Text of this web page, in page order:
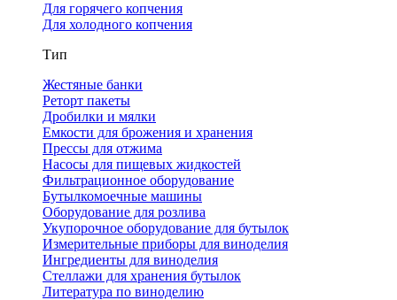
Для горячего копчения
Для холодного копчения
Тип
Жестяные банки
Реторт пакеты
Дробилки и мялки
Емкости для брожения и хранения
Прессы для отжима
Насосы для пищевых жидкостей
Фильтрационное оборудование
Бутылкомоечные машины
Оборудование для розлива
Укупорочное оборудование для бутылок
Измерительные приборы для виноделия
Ингредиенты для виноделия
Стеллажи для хранения бутылок
Литература по виноделию